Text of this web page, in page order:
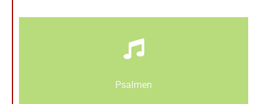
Psalmen